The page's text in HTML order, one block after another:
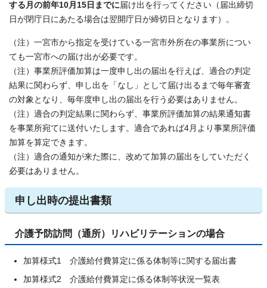
する月の前年10月15日までに届け出を行ってください（届出締切
日が閉庁日にあたる場合は翌開庁日が締切日となります）。
（注）一宮市から指定を受けている一宮市外所在の事業所につい
ても一宮市への届け出が必要です。
（注）事業所評価加算は一度申し出の届出を行えば、適合の判定
結果に関わらず、申し出を「なし」として届け出るまで毎年審査
の対象となり、毎年度申し出の届出を行う必要はありません。
（注）適合の判定結果に関わらず、事業所評価加算の結果通知書
を事業所宛てに送付いたします。適合であれば4月より事業所評価
加算を算定できます。
（注）適合の通知が来た際に、改めて加算の届出をしていただく
必要はありません。
申し出時の提出書類
介護予防訪問（通所）リハビリテーションの場合
加算様式1 介護給付費算定に係る体制等に関する届出書
加算様式2 介護給付費算定に係る体制等状況一覧表